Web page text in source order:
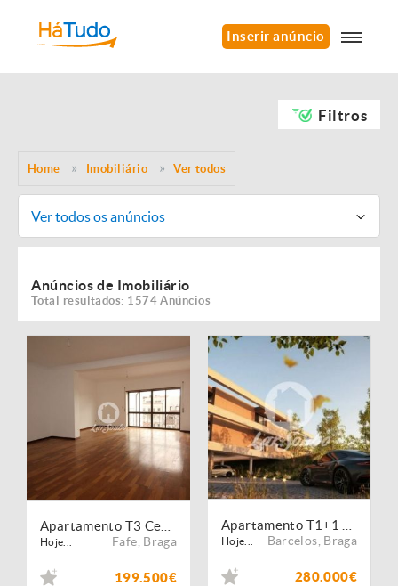
Inserir anúncio
Filtros
Home Imobiliário Ver todos
Ver todos os anúncios
Anúncios de Imobiliário
Total resultados: 1574 Anúncios
Hoje... Fafe Braga
199.500€
Hoje... Barcelos Braga
280.000€